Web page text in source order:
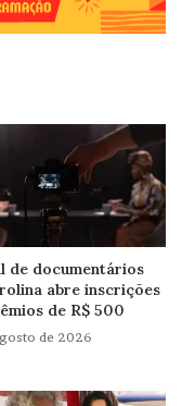
de documentários
abre inscrições
de R$ 500
de 2026